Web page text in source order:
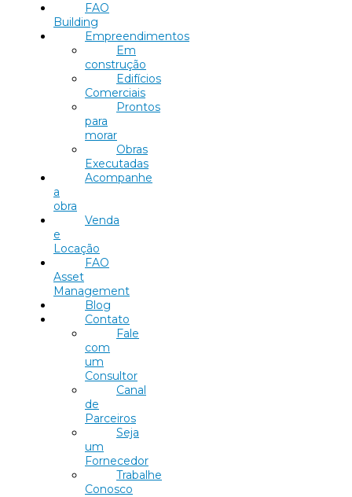
FAO
Building
Empreendimentos
Em
construção
Edifícios
Comerciais
Prontos
para
morar
Obras
Executadas
Acompanhe
a
obra
Venda
e
Locação
FAO
Asset
Management
Blog
Contato
Fale
com
um
Consultor
Canal
de
Parceiros
Seja
um
Fornecedor
Trabalhe
Conosco